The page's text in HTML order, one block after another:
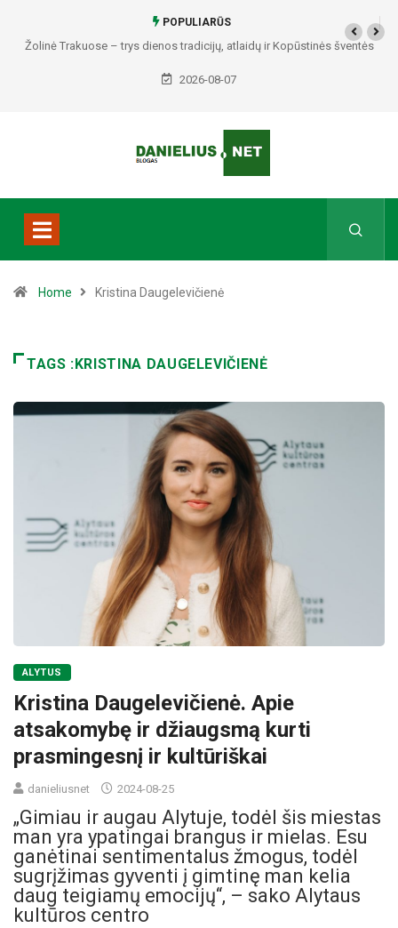
POPULIARŪS
Žolinė Trakuose – trys dienos tradicijų, atlaidų ir Kopūstinės šventės
2026-08-07
Home Kristina Daugelevičienė
TAGS :KRISTINA DAUGELEVIČIENĖ
ALYTUS
Kristina Daugelevičienė. Apie
atsakomybę ir džiaugsmą kurti
prasmingesnį ir kultūriškai
danieliusnet 2024-08-25
„Gimiau ir augau Alytuje, todėl šis miestas
man yra ypatingai brangus ir mielas. Esu
ganėtinai sentimentalus žmogus, todėl
sugrįžimas gyventi į gimtinę man kelia
daug teigiamų emocijų“, – sako Alytaus
kultūros centro